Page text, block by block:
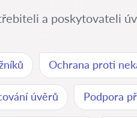
a poskytovateli
Ochrana proti
úvěrů Podpora